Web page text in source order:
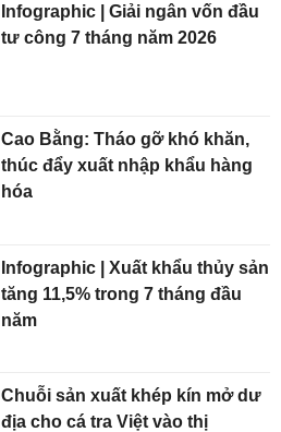
Infographic | Giải ngân vốn đầu
tư công 7 tháng năm 2026
Cao Bằng: Tháo gỡ khó khăn,
thúc đẩy xuất nhập khẩu hàng
hóa
Infographic | Xuất khẩu thủy sản
tăng 11,5% trong 7 tháng đầu
năm
Chuỗi sản xuất khép kín mở dư
địa cho cá tra Việt vào thị